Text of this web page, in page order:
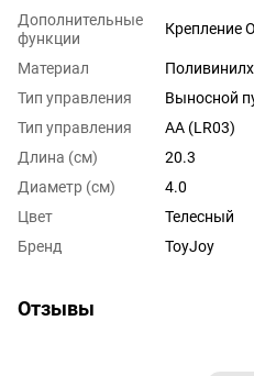
Дополнительные
функции
Крепление
Материал
Тип управления
Выносной
Тип управления
AA (LR03)
Длина (см)
20.3
Диаметр (см)
4.0
Цвет
Телесный
Бренд
ToyJoy
Отзывы